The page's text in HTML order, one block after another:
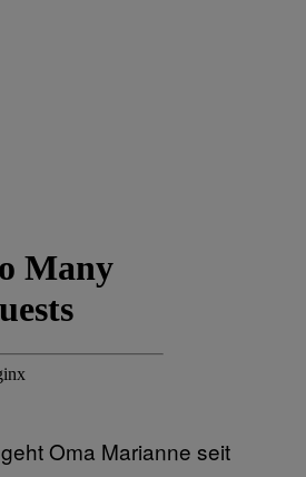
geht Oma Marianne seit